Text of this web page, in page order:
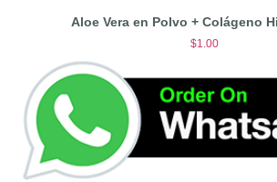
Aloe Vera en Polvo + Colágeno
$1.00